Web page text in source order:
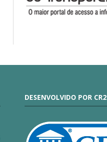
DESENVOLVIDO POR CR2